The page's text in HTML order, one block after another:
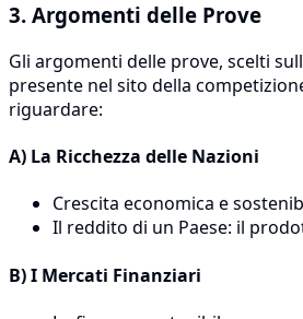
3. Argomenti delle Prove
Gli argomenti delle prove, scelti
presente nel sito della
riguardare:
A) La Ricchezza delle Nazioni
Crescita economica e
Il reddito di un Paese: il
B) I Mercati Finanziari